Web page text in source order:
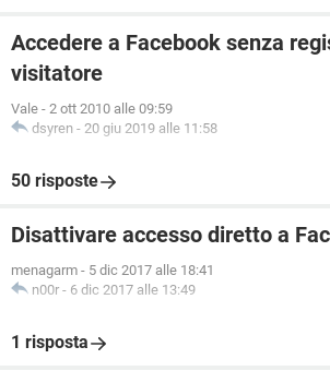
Accedere a Facebook senza
visitatore
Vale - 2 ott 2010 alle 09:59
dsyren - 20 giu 2019 alle 11:58
50 risposte
Disattivare accesso diretto a
menagarm - 5 dic 2017 alle 18:41
n00r - 6 dic 2017 alle 13:49
1 risposta